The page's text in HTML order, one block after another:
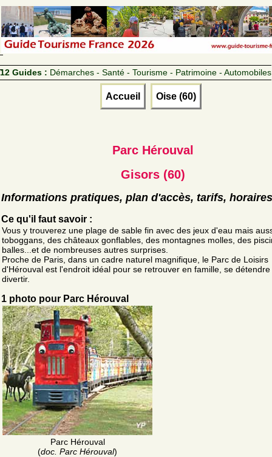
12 Guides : Démarches - Santé - Tourisme - Patrimoine - Automobiles
Accueil Oise (60)
Parc Hérouval
Gisors (60)
Informations pratiques, plan d'accès, tarifs, horaires
Ce qu'il faut savoir :
Vous y trouverez une plage de sable fin avec des jeux d'eau mais
toboggans, des châteaux gonflables, des montagnes molles, des
balles...et de nombreuses autres surprises.
Proche de Paris, dans un cadre naturel magnifique, le Parc de Loisirs
d'Hérouval est l'endroit idéal pour se retrouver en famille, se détendre
divertir.
1 photo pour Parc Hérouval
Parc Hérouval
(doc. Parc Hérouval)